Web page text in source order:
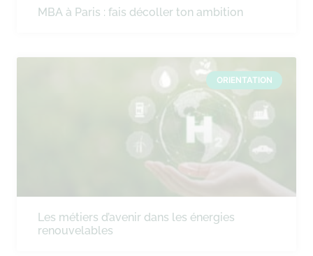
MBA à Paris : fais décoller ton ambition
ORIENTATION
Les métiers d’avenir dans les énergies
renouvelables